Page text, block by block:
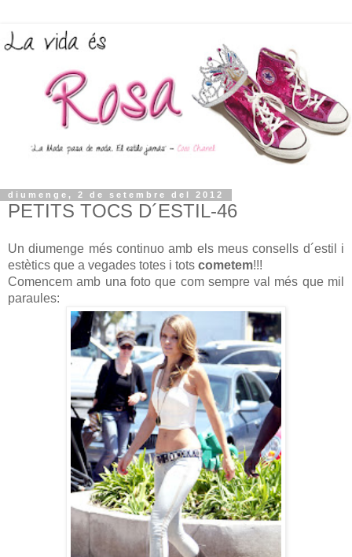
diumenge, 2 de setembre del 2012
PETITS TOCS D´ESTIL-46
Un diumenge més continuo amb els meus consells d´estil i
estètics que a vegades totes i tots cometem!!!
Comencem amb una foto que com sempre val més que mil
paraules: